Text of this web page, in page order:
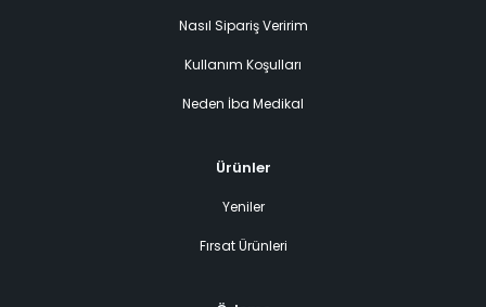
Nasıl Sipariş Veririm
Kullanım Koşulları
Neden İba Medikal
Ürünler
Yeniler
Fırsat Ürünleri